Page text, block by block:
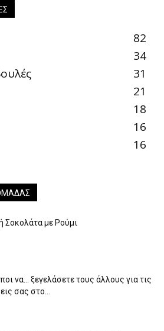
82
34
31
21
18
16
16
Σοκολάτα με Ρούμι
να… ξεγελάσετε τους άλλους για τις
σας στο...